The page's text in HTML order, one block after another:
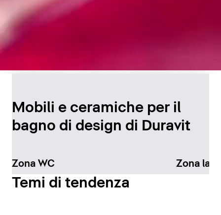
il bagno
Scopri di più
Mobili e ceramiche per il
bagno di design di Duravit
Zona WC Zona
Temi di tendenza